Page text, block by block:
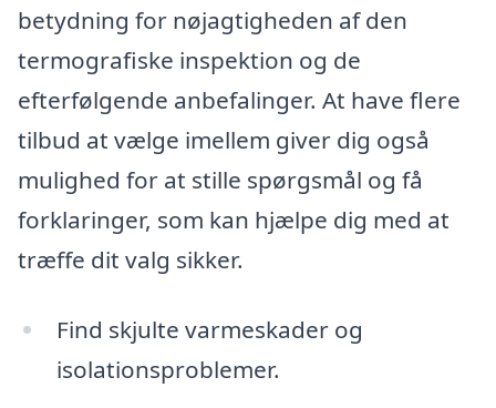
betydning for nøjagtigheden af den
termografiske inspektion og de
efterfølgende anbefalinger. At have flere
tilbud at vælge imellem giver dig også
mulighed for at stille spørgsmål og få
forklaringer, som kan hjælpe dig med at
træffe dit valg sikker.
Find skjulte varmeskader og
isolationsproblemer.